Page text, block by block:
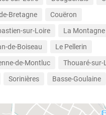
Bretagne
Couëron
sur-Loire
La Montagne
de-Boiseau
Le Pellerin
de-Montluc
Thouaré-sur-
Sorinières Basse-Goulaine